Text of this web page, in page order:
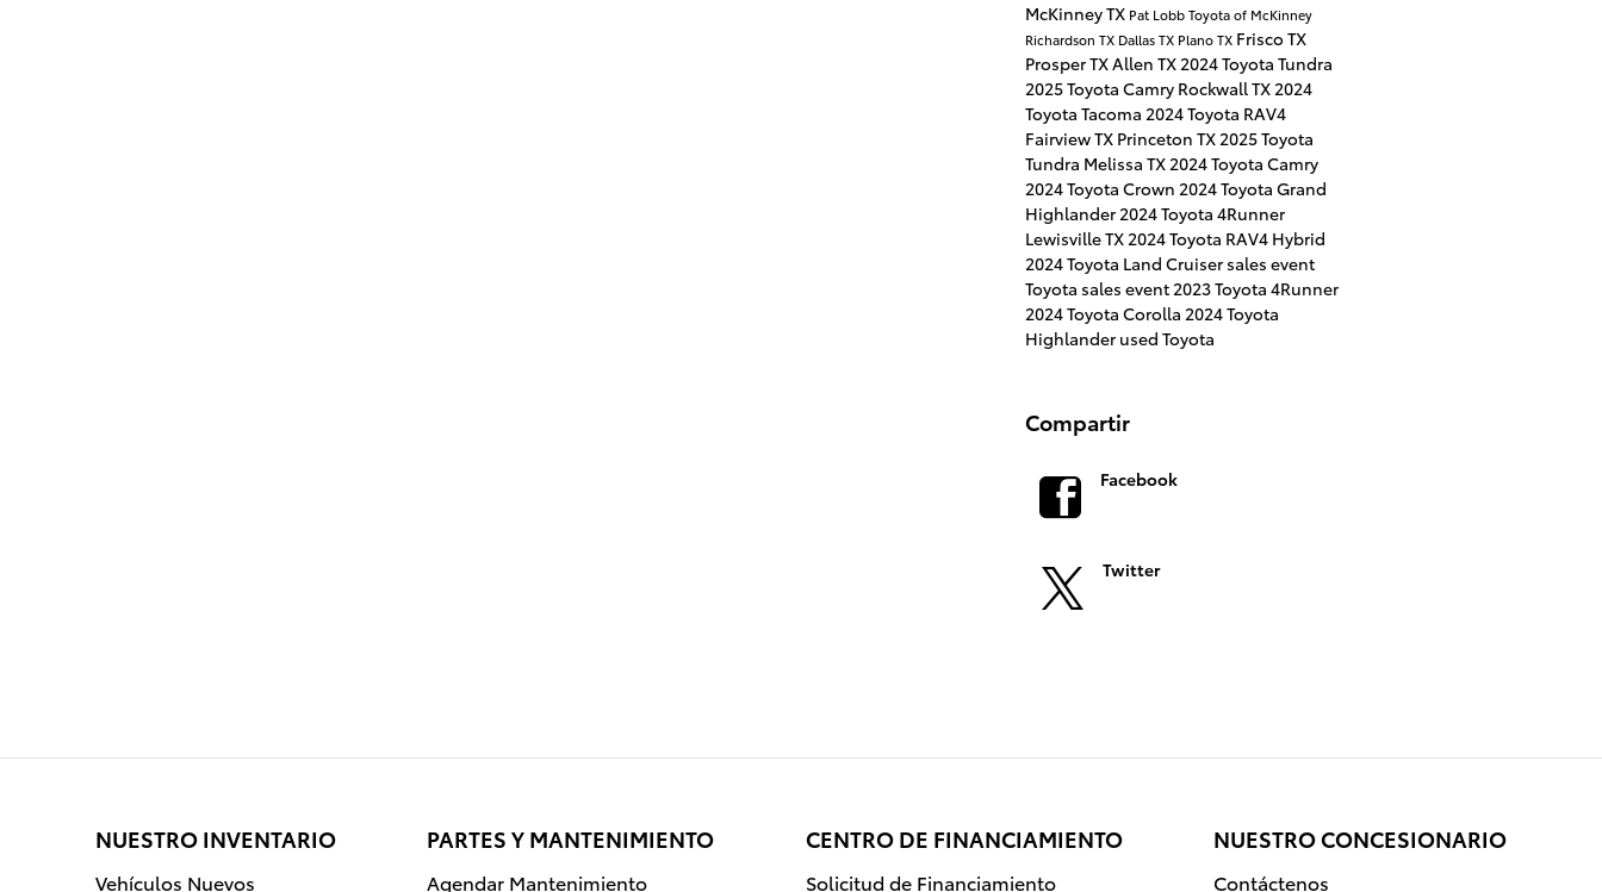
McKinney TX Pat Lobb Toyota of McKinney
Richardson TX Dallas TX Plano TX Frisco TX
Prosper TXAllen TX2024 Toyota Tundra
2025 Toyota Camry Rockwall TX2024
Toyota Tacoma 2024 Toyota RAV4
Fairview TX Princeton TX2025 Toyota
Tundra Melissa TX2024 Toyota Camry
2024 Toyota Crown 2024 Toyota Grand
Highlander2024 Toyota 4Runner
Lewisville TX2024 Toyota RAV4 Hybrid
2024 Toyota Land Cruiser sales event
Toyota sales event2023 Toyota 4Runner
2024 Toyota Corolla 2024 Toyota
Highlander used Toyota
Compartir
Facebook
Twitter
NUESTRO INVENTARIO
Vehículos Nuevos
PARTES Y MANTENIMIENTO
Agendar Mantenimiento
CENTRO DE FINANCIAMIENTO
Solicitud de Financiamiento
NUESTRO CONCESIONARIO
Contáctenos